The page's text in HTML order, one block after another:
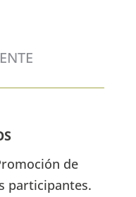
de
participantes.